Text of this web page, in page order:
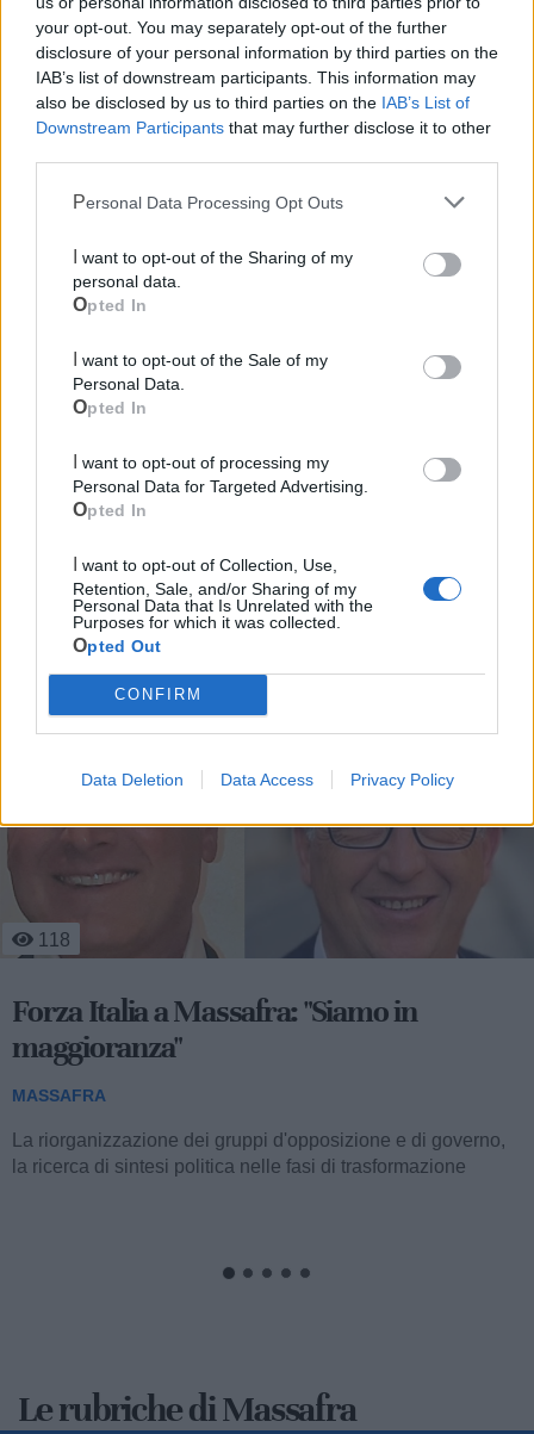
your opt-out. You may separately opt-out of the further
disclosure of your personal information by third parties on the
IAB’s list of downstream participants. This information may
also be disclosed by us to third parties on the IAB’s List of
Downstream Participants that may further disclose it to other
Personal Data Processing Opt Outs
personal data.
Opted In
Personal Data.
Opted In
Personal Data for Targeted Advertising.
Opted In
Retention, Sale, and/or Sharing of my
Personal Data that Is Unrelated with the
Purposes for which it was collected.
Opted Out
CONFIRM
Data Deletion Data Access Privacy Policy
Mondo CIA
Cia Agricoltori Italiani | Puglia - Area Due
Mari
Due Mari
Le ultime notizie di Massafra
675
Verde Mare Music Fest: a Massafra la
notte dei Vasconnessi
MASSAFRA
Nella serata di sabato 8 agosto, a partire dalle 20:30, la
frazione costiera ospiterà la prima edizione del “Verde Mare
Le rubriche di Massafra